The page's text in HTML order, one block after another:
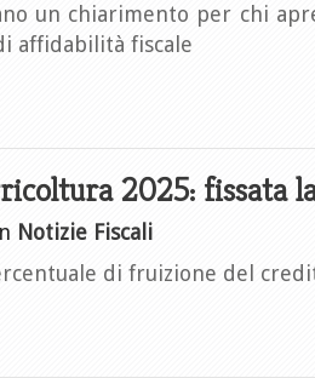
un chiarimento per chi
affidabilità fiscale
2025: fissata
Notizie Fiscali
di fruizione del